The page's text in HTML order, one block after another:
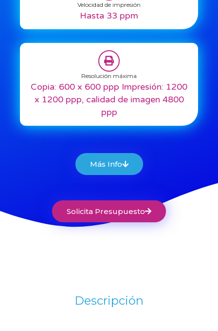
Velocidad de impresión
Hasta 33 ppm
Resolución máxima
Copia: 600 x 600 ppp Impresión: 1200
x 1200 ppp, calidad de imagen 4800
ppp
Más Info
Solicita Presupuesto
Descripción